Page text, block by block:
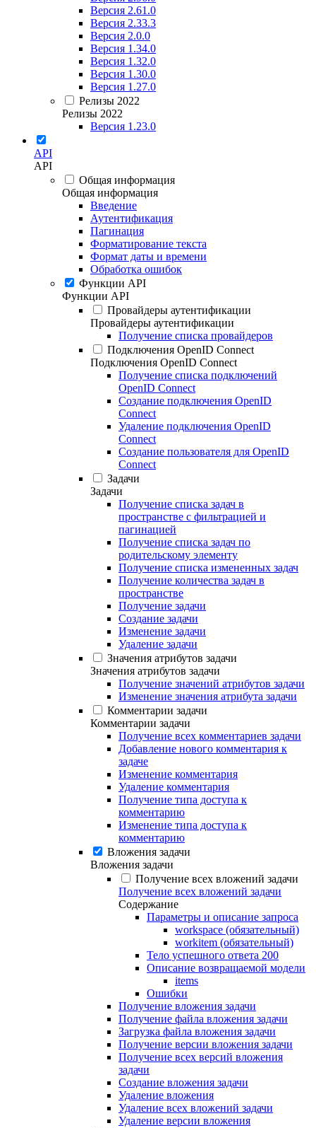
Версия 2.61.0
Версия 2.33.3
Версия 2.0.0
Версия 1.34.0
Версия 1.32.0
Версия 1.30.0
Версия 1.27.0
Релизы 2022
Релизы 2022
Версия 1.23.0
API
API
Общая информация
Общая информация
Введение
Аутентификация
Пагинация
Форматирование текста
Формат даты и времени
Обработка ошибок
Функции API
Функции API
Провайдеры аутентификации
Провайдеры аутентификации
Получение списка провайдеров
Подключения OpenID Connect
Подключения OpenID Connect
Получение списка подключений
OpenID Connect
Создание подключения OpenID
Connect
Удаление подключения OpenID
Connect
Создание пользователя для OpenID
Connect
Задачи
Задачи
Получение списка задач в
пространстве с фильтрацией и
пагинацией
Получение списка задач по
родительскому элементу
Получение списка измененных задач
Получение количества задач в
пространстве
Получение задачи
Создание задачи
Изменение задачи
Удаление задачи
Значения атрибутов задачи
Значения атрибутов задачи
Получение значений атрибутов задачи
Изменение значения атрибута задачи
Комментарии задачи
Комментарии задачи
Получение всех комментариев задачи
Добавление нового комментария к
задаче
Изменение комментария
Удаление комментария
Получение типа доступа к
комментарию
Изменение типа доступа к
комментарию
Вложения задачи
Вложения задачи
Получение всех вложений задачи
Получение всех вложений задачи
Содержание
Параметры и описание запроса
workspace (обязательный)
workitem (обязательный)
Тело успешного ответа 200
Описание возвращаемой модели
items
Ошибки
Получение вложения задачи
Получение файла вложения задачи
Загрузка файла вложения задачи
Получение версии вложения задачи
Получение всех версий вложения
задачи
Создание вложения задачи
Удаление вложения
Удаление всех вложений задачи
Удаление версии вложения